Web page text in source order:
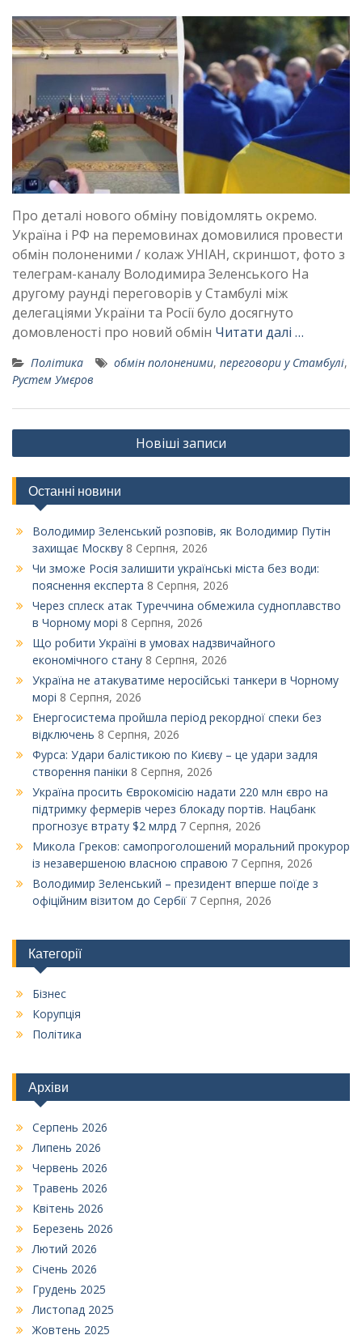
Про деталі нового обміну повідомлять окремо.
Україна і РФ на перемовинах домовилися провести
обмін полоненими / колаж УНІАН, скриншот, фото з
телеграм-каналу Володимира Зеленського На
другому раунді переговорів у Стамбулі між
делегаціями України та Росії було досягнуто
домовленості про новий обмін Читати далі …
Політика обмін полоненими, переговори у Стамбулі,
Рустем Умєров
Навігація
за
записами
Новіші записи
Останні новини
Володимир Зеленський розповів, як Володимир Путін
захищає Москву 8 Серпня, 2026
Чи зможе Росія залишити українські міста без води:
пояснення експерта 8 Серпня, 2026
Через сплеск атак Туреччина обмежила судноплавство
в Чорному морі 8 Серпня, 2026
Що робити Україні в умовах надзвичайного
економічного стану 8 Серпня, 2026
Україна не атакуватиме неросійські танкери в Чорному
морі 8 Серпня, 2026
Енергосистема пройшла період рекордної спеки без
відключень 8 Серпня, 2026
Фурса: Удари балістикою по Києву – це удари задля
створення паніки 8 Серпня, 2026
Україна просить Єврокомісію надати 220 млн євро на
підтримку фермерів через блокаду портів. Нацбанк
прогнозує втрату $2 млрд 7 Серпня, 2026
Микола Греков: самопроголошений моральний прокурор
із незавершеною власною справою 7 Серпня, 2026
Володимир Зеленський – президент вперше поїде з
офіційним візитом до Сербії 7 Серпня, 2026
Категорії
Бізнес
Корупція
Політика
Архіви
Серпень 2026
Липень 2026
Червень 2026
Травень 2026
Квітень 2026
Березень 2026
Лютий 2026
Січень 2026
Грудень 2025
Листопад 2025
Жовтень 2025